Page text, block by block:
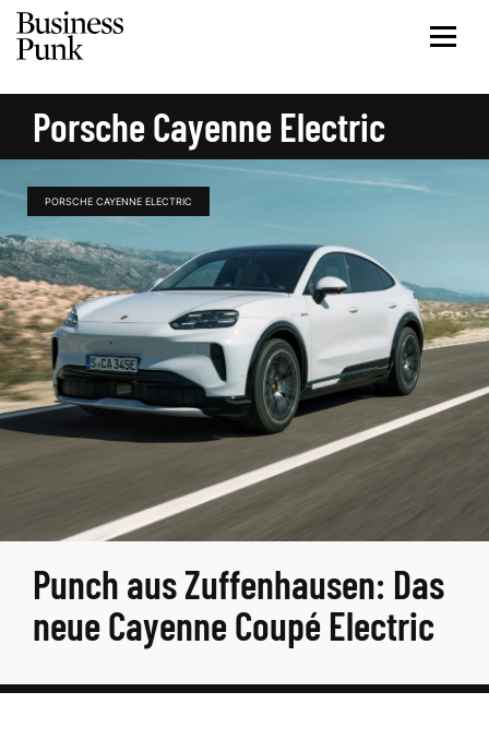
Porsche Cayenne Electric
PORSCHE CAYENNE ELECTRIC
Punch aus Zuffenhausen: Das
neue Cayenne Coupé Electric